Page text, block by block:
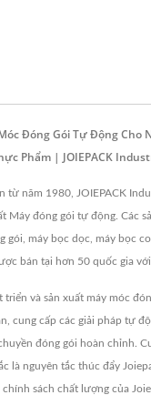
Đóng Gói Tự Động Cho
Phẩm | JOIEPACK
từ năm 1980, JOIEPACK
Máy đóng gói tự động. Các
gói, máy bọc dọc, máy bọc
bán tại hơn 50 quốc gia
triển và sản xuất máy móc
cung cấp các giải pháp tự
đóng gói hoàn chỉnh.
là nguyên tắc thúc đẩy
sách chất lượng của